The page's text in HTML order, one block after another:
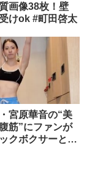
画像38枚！壁
けok #町田啓太
宮原華音の“美
筋”にファンが
クボクサーとし